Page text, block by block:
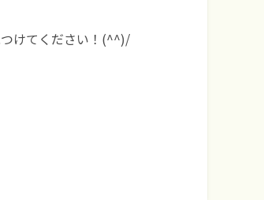
けてください！(^^)/